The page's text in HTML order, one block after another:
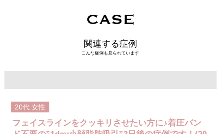
CASE
関連する症例
こんな症例も見られています
20代 女性
フェイスラインをクッキリさせたい方に♪着圧バン